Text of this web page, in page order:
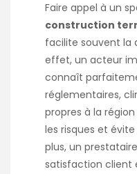
Faire appel à un
construction
facilite souvent la
effet, un acteur
connaît
réglementaires,
propres à la
les risques et
plus, un
satisfaction client